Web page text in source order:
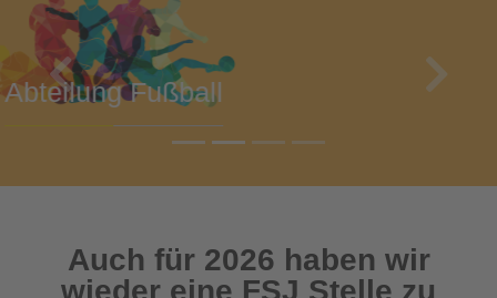
Abteilung Turnen
Previous
Auch für 2026 haben wir